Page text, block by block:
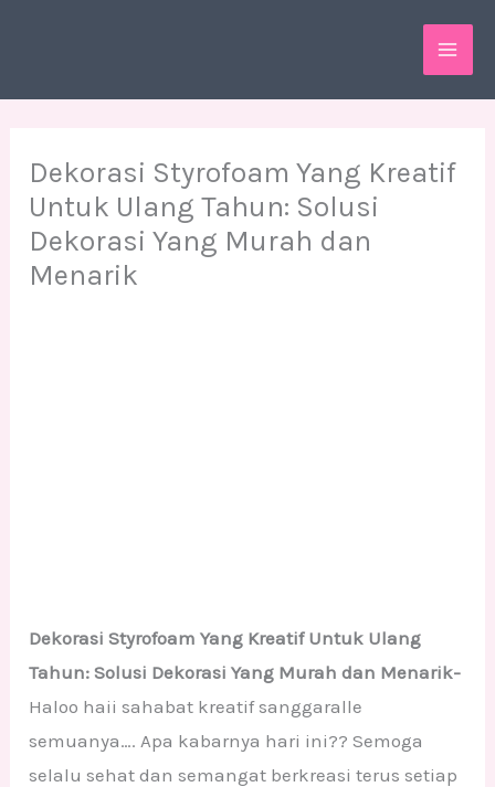
Dekorasi Styrofoam Yang Kreatif
Untuk Ulang Tahun: Solusi
Dekorasi Yang Murah dan
Menarik
Dekorasi Styrofoam Yang Kreatif Untuk Ulang
Tahun: Solusi Dekorasi Yang Murah dan Menarik-
Haloo haii sahabat kreatif sanggaralle
semuanya…. Apa kabarnya hari ini?? Semoga
selalu sehat dan semangat berkreasi terus setiap